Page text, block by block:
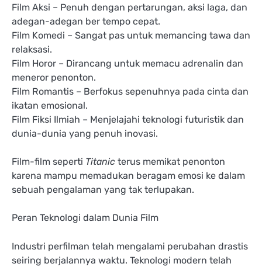
Film Aksi – Penuh dengan pertarungan, aksi laga, dan
adegan-adegan ber tempo cepat.
Film Komedi – Sangat pas untuk memancing tawa dan
relaksasi.
Film Horor – Dirancang untuk memacu adrenalin dan
meneror penonton.
Film Romantis – Berfokus sepenuhnya pada cinta dan
ikatan emosional.
Film Fiksi Ilmiah – Menjelajahi teknologi futuristik dan
dunia-dunia yang penuh inovasi.
Film-film seperti Titanic terus memikat penonton
karena mampu memadukan beragam emosi ke dalam
sebuah pengalaman yang tak terlupakan.
Peran Teknologi dalam Dunia Film
Industri perfilman telah mengalami perubahan drastis
seiring berjalannya waktu. Teknologi modern telah